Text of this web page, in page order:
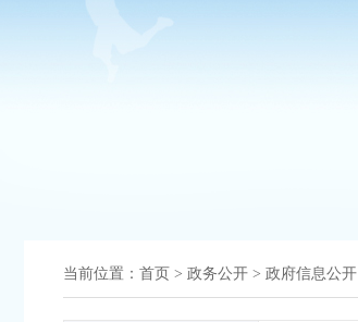
当前位置： 首页 > 政务公开 > 政府信息公开